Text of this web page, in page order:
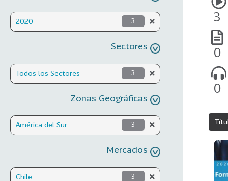
2020 3
Sectores
Todos los Sectores 3
Zonas Geográficas
América del Sur 3
Mercados
Chile 3
3
0
0